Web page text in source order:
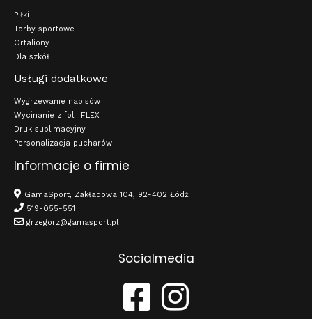
Piłki
Torby sportowe
Ortaliony
Dla szkół
Usługi dodatkowe
Wygrzewanie napisów
Wycinanie z folii FLEX
Druk sublimacyjny
Personalizacja pucharów
Informacje o firmie
GamaSport, Zakładowa 104, 92-402 Łódź
519-055-551
grzegorz@gamasport.pl
Socialmedia